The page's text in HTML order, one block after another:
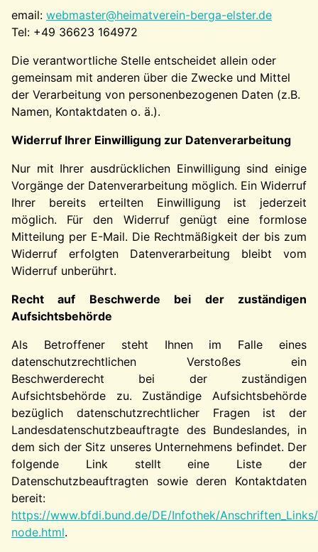
email: webmaster@heimatverein-berga-elster.de
Tel: +49 36623 164972
Die verantwortliche Stelle entscheidet allein oder
gemeinsam mit anderen über die Zwecke und Mittel
der Verarbeitung von personenbezogenen Daten (z.B.
Namen, Kontaktdaten o. ä.).
Widerruf Ihrer Einwilligung zur Datenverarbeitung
Nur mit Ihrer ausdrücklichen Einwilligung sind einige
Vorgänge der Datenverarbeitung möglich. Ein Widerruf
Ihrer bereits erteilten Einwilligung ist jederzeit
möglich. Für den Widerruf genügt eine formlose
Mitteilung per E-Mail. Die Rechtmäßigkeit der bis zum
Widerruf erfolgten Datenverarbeitung bleibt vom
Widerruf unberührt.
Recht auf Beschwerde bei der zuständigen
Aufsichtsbehörde
Als Betroffener steht Ihnen im Falle eines
datenschutzrechtlichen Verstoßes ein
Beschwerderecht bei der zuständigen
Aufsichtsbehörde zu. Zuständige Aufsichtsbehörde
bezüglich datenschutzrechtlicher Fragen ist der
Landesdatenschutzbeauftragte des Bundeslandes, in
dem sich der Sitz unseres Unternehmens befindet. Der
folgende Link stellt eine Liste der
Datenschutzbeauftragten sowie deren Kontaktdaten
bereit:
https://www.bfdi.bund.de/DE/Infothek/
node.html.